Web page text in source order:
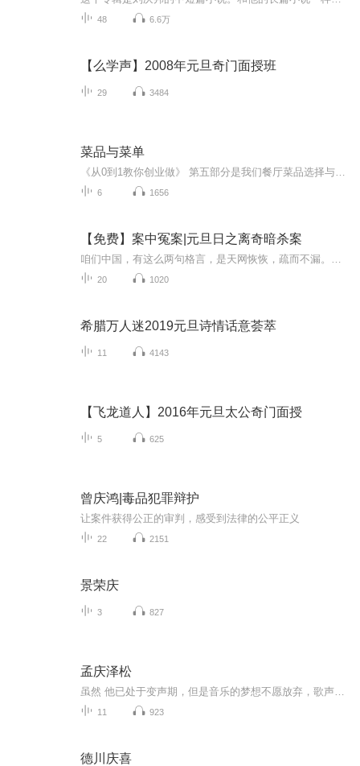
48 6.6万
【么学声】2008年元旦奇门面授班
29 3484
菜品与菜单
6 1656
【免费】案中冤案|元旦日之离奇暗杀案
20 1020
希腊万人迷2019元旦诗情话意荟萃
11 4143
【飞龙道人】2016年元旦太公奇门面授
5 625
曾庆鸿|毒品犯罪辩护
让案件获得公正的审判，感受到法律的公平正义
22 2151
景荣庆
3 827
孟庆泽松
11 923
德川庆喜